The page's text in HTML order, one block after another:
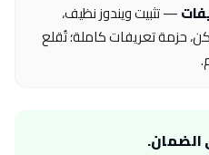
— تثبيت ويندوز نظيف،
حزمة تعريفات كاملة؛ تُقلع
الضمان.